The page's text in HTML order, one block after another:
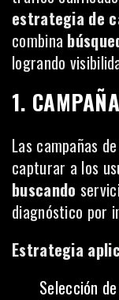
estrategia de
combina
logrando
1.
Las campañas
capturar a los
buscando
diagnóstico por
Estrategia
Selección de